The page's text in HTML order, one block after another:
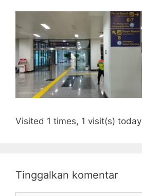
Visited 1 times, 1 visit(s) today
Tinggalkan komentar